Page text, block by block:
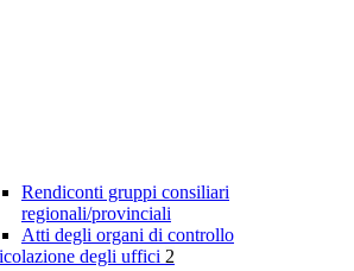
Rendiconti gruppi consiliari
regionali/provinciali
Atti degli organi di controllo
degli uffici 2